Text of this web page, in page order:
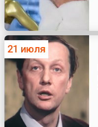
21 июля